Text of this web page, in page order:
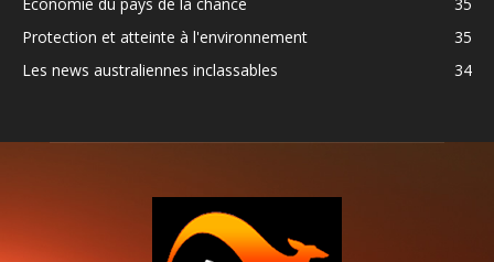
Protection et atteinte à l'environnement
35
Les news australiennes inclassables
34